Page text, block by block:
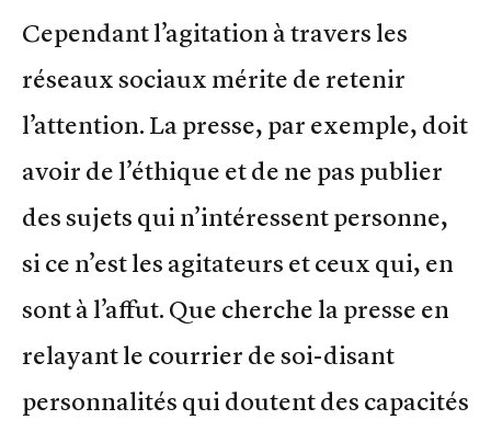
Cependant l’agitation à travers les
réseaux sociaux mérite de retenir
l’attention. La presse, par exemple, doit
avoir de l’éthique et de ne pas publier
des sujets qui n’intéressent personne,
si ce n’est les agitateurs et ceux qui, en
sont à l’affut. Que cherche la presse en
relayant le courrier de soi-disant
personnalités qui doutent des capacités